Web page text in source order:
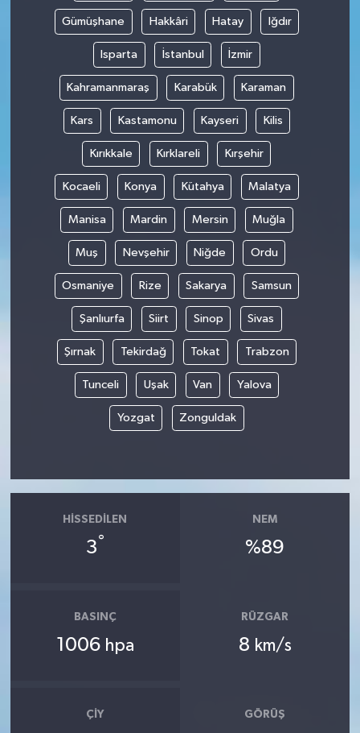
Gümüşhane Hakkâri Hatay Iğdır
Isparta İstanbul İzmir
Kahramanmaraş Karabük Karaman
Kars Kastamonu Kayseri Kilis
Kırıkkale Kırklareli Kırşehir
Kocaeli Konya Kütahya Malatya
Manisa Mardin Mersin Muğla
Muş Nevşehir Niğde Ordu
Osmaniye Rize Sakarya Samsun
Şanlıurfa Siirt Sinop Sivas
Şırnak Tekirdağ Tokat Trabzon
Tunceli Uşak Van Yalova
Yozgat Zonguldak
HISSEDILEN
3°
NEM
%89
BASINÇ
1006 hpa
RÜZGAR
8 km/s
ÇIY GÖRÜŞ